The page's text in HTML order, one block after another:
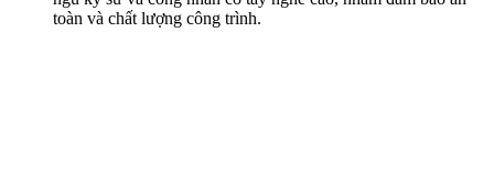
toàn và chất lượng công trình.